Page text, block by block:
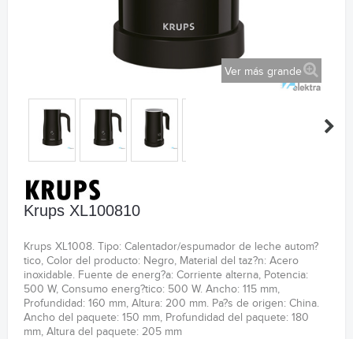
Ver más grande
Krups XL100810
Krups XL1008. Tipo: Calentador/espumador de leche autom?
tico, Color del producto: Negro, Material del taz?n: Acero
inoxidable. Fuente de energ?a: Corriente alterna, Potencia:
500 W, Consumo energ?tico: 500 W. Ancho: 115 mm,
Profundidad: 160 mm, Altura: 200 mm. Pa?s de origen: China.
Ancho del paquete: 150 mm, Profundidad del paquete: 180
mm, Altura del paquete: 205 mm